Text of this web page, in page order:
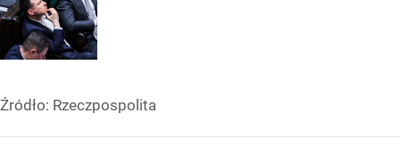
Źródło: Rzeczpospolita